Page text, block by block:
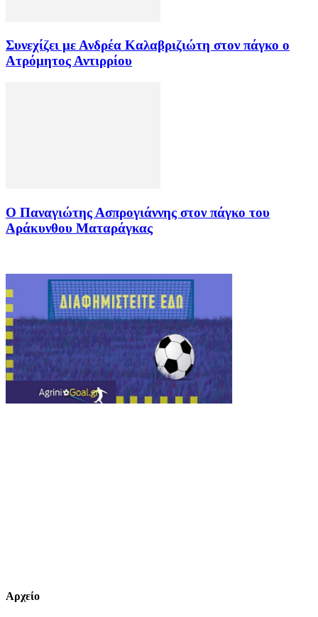
Συνεχίζει με Ανδρέα Καλαβριζιώτη στον πάγκο ο
Ατρόμητος Αντιρρίου
Ο Παναγιώτης Ασπρογιάννης στον πάγκο του
Αράκυνθου Ματαράγκας
Αρχείο